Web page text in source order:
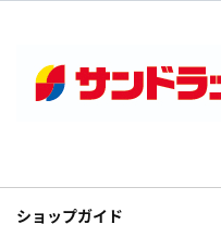
ショップガイド